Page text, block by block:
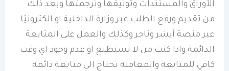
الأوراق والمستندات وتوثيقها وترجمتها وبعد ذلك
من تقديم ورفع الطلب عبر وزارة الداخلية او الكترونيًا
عبر منصة أبشر وناجر وكذلك والعمل على المتابعة
الدائمة واذا كنت من لا يستطيع او عدم وجود اي وقت
كافي للمتابعة والمعاملة تحتاج الى متابعة دائمة